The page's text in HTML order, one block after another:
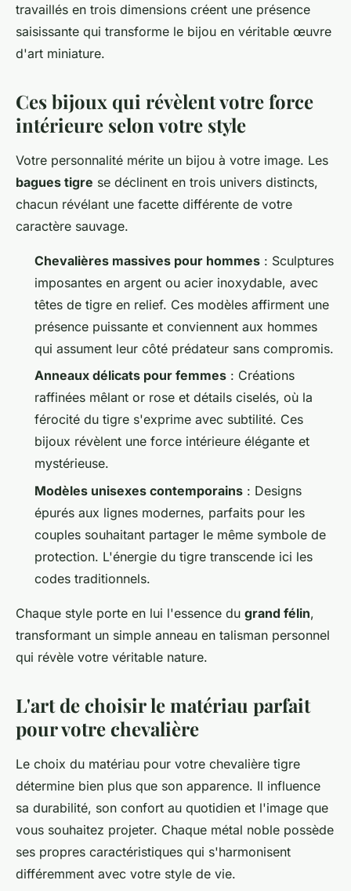
travaillés en trois dimensions créent une présence
saisissante qui transforme le bijou en véritable œuvre
d'art miniature.
Ces bijoux qui révèlent votre force
intérieure selon votre style
Votre personnalité mérite un bijou à votre image. Les
bagues tigre se déclinent en trois univers distincts,
chacun révélant une facette différente de votre
caractère sauvage.
Chevalières massives pour hommes : Sculptures
imposantes en argent ou acier inoxydable, avec
têtes de tigre en relief. Ces modèles affirment une
présence puissante et conviennent aux hommes
qui assument leur côté prédateur sans compromis.
Anneaux délicats pour femmes : Créations
raffinées mêlant or rose et détails ciselés, où la
férocité du tigre s'exprime avec subtilité. Ces
bijoux révèlent une force intérieure élégante et
mystérieuse.
Modèles unisexes contemporains : Designs
épurés aux lignes modernes, parfaits pour les
couples souhaitant partager le même symbole de
protection. L'énergie du tigre transcende ici les
codes traditionnels.
Chaque style porte en lui l'essence du grand félin,
transformant un simple anneau en talisman personnel
qui révèle votre véritable nature.
L'art de choisir le matériau parfait
pour votre chevalière
Le choix du matériau pour votre chevalière tigre
détermine bien plus que son apparence. Il influence
sa durabilité, son confort au quotidien et l'image que
vous souhaitez projeter. Chaque métal noble possède
ses propres caractéristiques qui s'harmonisent
différemment avec votre style de vie.